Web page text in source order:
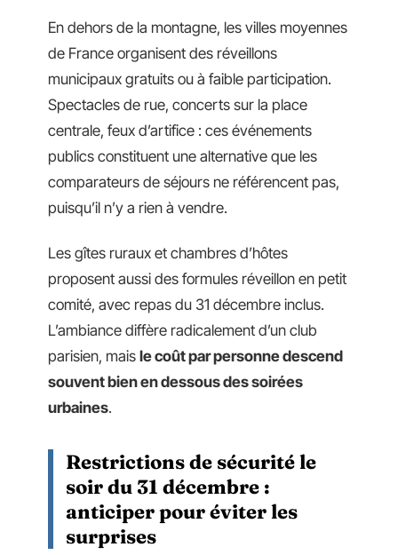
En dehors de la montagne, les villes moyennes
de France organisent des réveillons
municipaux gratuits ou à faible participation.
Spectacles de rue, concerts sur la place
centrale, feux d’artifice : ces événements
publics constituent une alternative que les
comparateurs de séjours ne référencent pas,
puisqu’il n’y a rien à vendre.
Les gîtes ruraux et chambres d’hôtes
proposent aussi des formules réveillon en petit
comité, avec repas du 31 décembre inclus.
L’ambiance diffère radicalement d’un club
parisien, mais le coût par personne descend
souvent bien en dessous des soirées
urbaines.
Restrictions de sécurité le
soir du 31 décembre :
anticiper pour éviter les
surprises